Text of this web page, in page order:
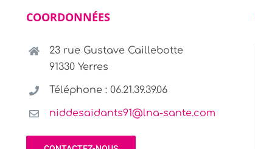
COORDONNÉES
23 rue Gustave Caillebotte
91330 Yerres
Téléphone : 06.21.39.39.06
niddesaidants91@lna-sante.com